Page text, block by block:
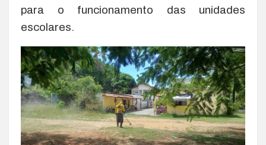
para o funcionamento das unidades
escolares.